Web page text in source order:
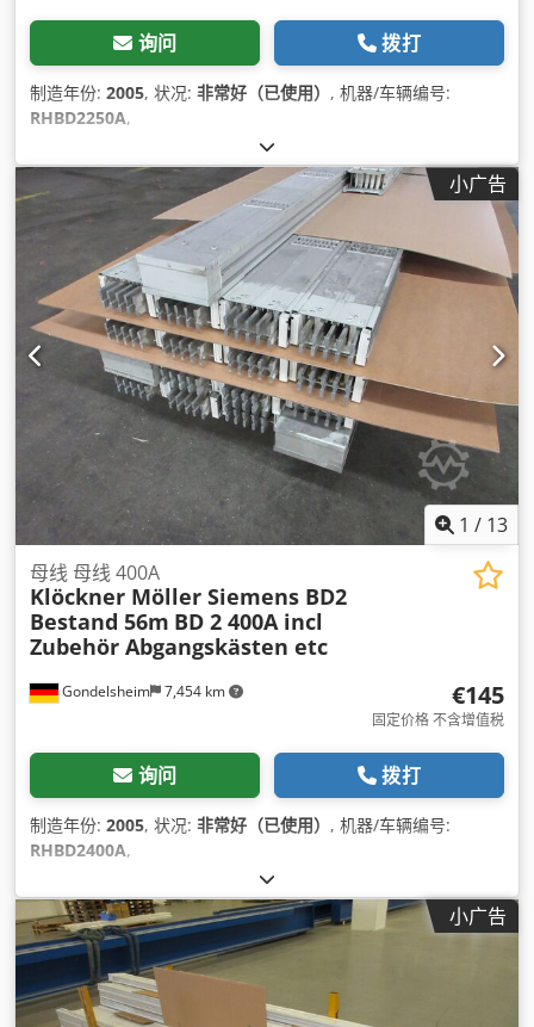
询问 拨打
制造年份: 2005, 状况: 非常好（已使用） , 机器/车辆编号:
RHBD2250A,
小广告
1 / 13
Gondelsheim 7,454 km
母线 母线 400A
Klöckner Möller Siemens BD2
Bestand 56m BD 2 400A incl
Zubehör Abgangskästen etc
€145
固定价格 不含增值税
询问 拨打
制造年份: 2005, 状况: 非常好（已使用） , 机器/车辆编号:
RHBD2400A,
小广告